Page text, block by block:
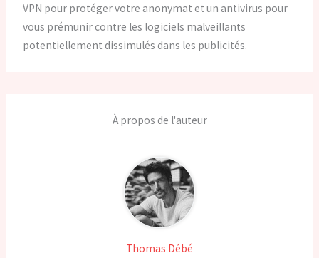
VPN pour protéger votre anonymat et un antivirus pour
vous prémunir contre les logiciels malveillants
potentiellement dissimulés dans les publicités.
À propos de l'auteur
Thomas Débé